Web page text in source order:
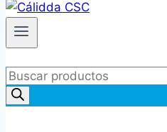
Products
search